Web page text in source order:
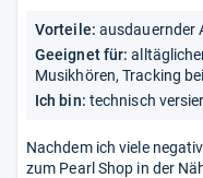
Vorteile: ausdauernder
Geeignet für:
Musikhören, Tracking
Ich bin: technisch
Nachdem ich viele
zum Pearl Shop in der